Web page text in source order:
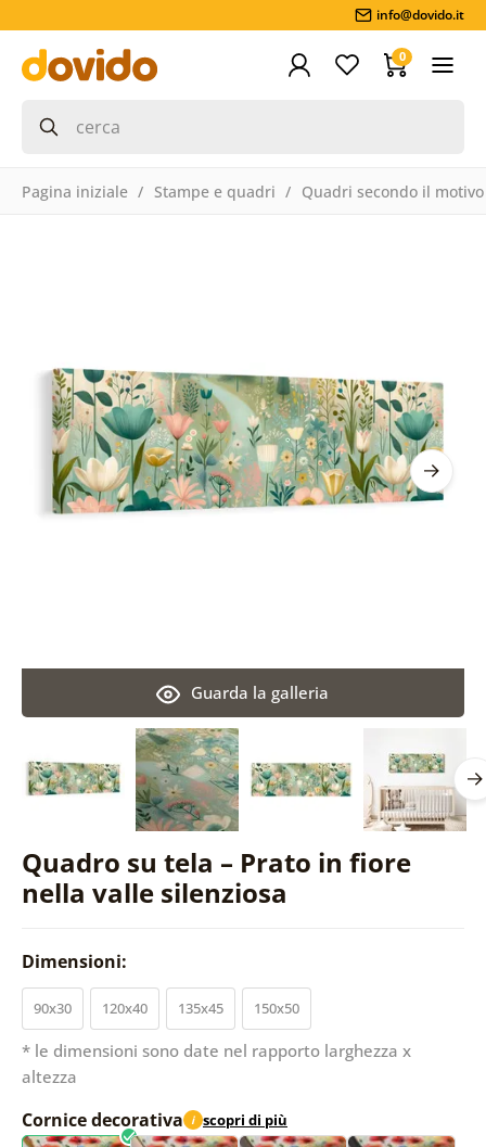
info@dovido.it
0
Pagina iniziale Stampe e quadri Quadri secondo il motivo
Quadro su tela – Prato in fiore
nella valle silenziosa
Guarda la galleria
Dimensioni:
90x30 120x40 135x45 150x50
* le dimensioni sono date nel rapporto larghezza x
altezza
Cornice decorativa i scopri di più